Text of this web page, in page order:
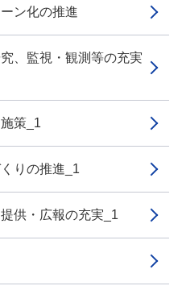
ン化の推進
、監視・観測等の充実
策_1
りの推進_1
供・広報の充実_1